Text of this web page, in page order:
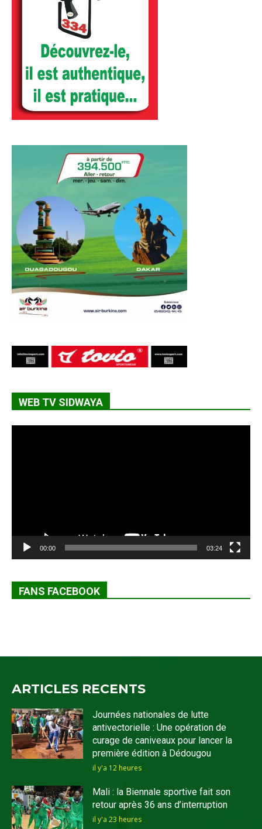
WEB TV SIDWAYA
00:00 03:24
FANS FACEBOOK
ARTICLES RECENTS
Journées nationales de lutte
antivectorielle : Une opération de
curage de caniveaux pour lancer la
première édition à Dédougou
il y'a 12 heures
Mali : la Biennale sportive fait son
retour après 36 ans d’interruption
il y'a 23 heures